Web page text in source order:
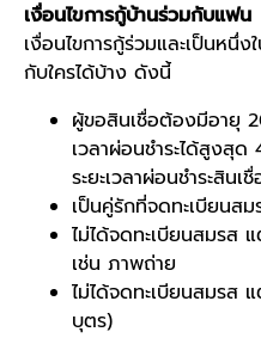
เงื่อนไขการกู้บ้านร่วมกับแฟน
เงื่อนไขการกู้ร่วมและเป็นหนึ่
กับใครได้บ้าง ดังนี้
ผู้ขอสินเชื่อต้องมีอายุ
เวลาผ่อนชำระได้สูงสุ
ระยะเวลาผ่อนชำระสิน
เป็นคู่รักที่จดทะเบียนสม
ไม่ได้จดทะเบียนสมรส
เช่น ภาพถ่าย
ไม่ได้จดทะเบียนสมรส
บุตร)